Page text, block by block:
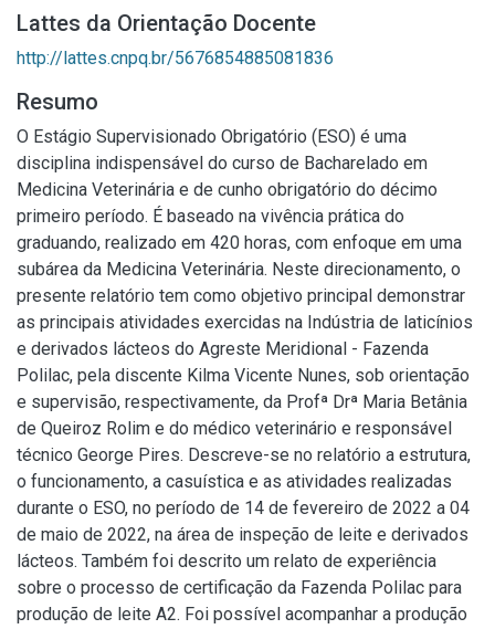
Lattes da Orientação Docente
http://lattes.cnpq.br/5676854885081836
Resumo
O Estágio Supervisionado Obrigatório (ESO) é uma
disciplina indispensável do curso de Bacharelado em
Medicina Veterinária e de cunho obrigatório do décimo
primeiro período. É baseado na vivência prática do
graduando, realizado em 420 horas, com enfoque em uma
subárea da Medicina Veterinária. Neste direcionamento, o
presente relatório tem como objetivo principal demonstrar
as principais atividades exercidas na Indústria de laticínios
e derivados lácteos do Agreste Meridional - Fazenda
Polilac, pela discente Kilma Vicente Nunes, sob orientação
e supervisão, respectivamente, da Profª Drª Maria Betânia
de Queiroz Rolim e do médico veterinário e responsável
técnico George Pires. Descreve-se no relatório a estrutura,
o funcionamento, a casuística e as atividades realizadas
durante o ESO, no período de 14 de fevereiro de 2022 a 04
de maio de 2022, na área de inspeção de leite e derivados
lácteos. Também foi descrito um relato de experiência
sobre o processo de certificação da Fazenda Polilac para
produção de leite A2. Foi possível acompanhar a produção